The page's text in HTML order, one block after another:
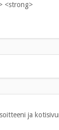
<strong>
ja